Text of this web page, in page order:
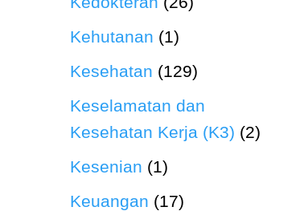
Kehutanan (1)
Kesehatan (129)
Keselamatan dan
Kesehatan Kerja (K3) (2)
Kesenian (1)
Keuangan (17)